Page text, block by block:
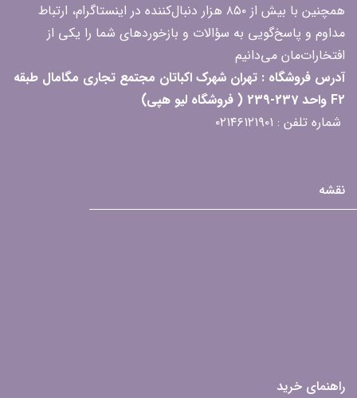
همچنین با بیش از ۸۵۰ هزار دنبال‌کننده در اینستاگرام، ارتباط
مداوم و پاسخ‌گویی به سؤالات و بازخوردهای شما را یکی از
افتخارات‌مان می‌دانیم
آدرس فروشگاه : تهران شهرک اکباتان مجتمع تجاری مگامال طبقه
F2 واحد 237-239 ( فروشگاه لیو هپی)
شماره تلفن : ۰۲۱۴۶۱۲۱۹۰۱
نقشه
راهنمای خرید